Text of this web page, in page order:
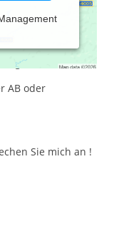
AB oder
Sie mich an !